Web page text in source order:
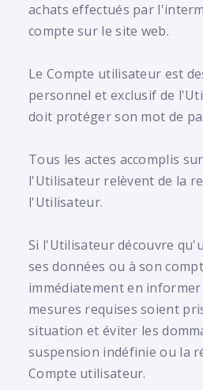
achats effectués par
compte sur le site web.
Le Compte utilisateur est
personnel et exclusif de
doit protéger son mot de
Tous les actes accomplis
l'Utilisateur relèvent de la
l'Utilisateur.
Si l'Utilisateur découvre
ses données ou à son
immédiatement en
mesures requises soient
situation et éviter les
suspension indéfinie ou la
Compte utilisateur.